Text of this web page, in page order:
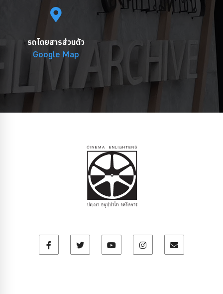
รถโดยสารส่วนตัว
Google Map